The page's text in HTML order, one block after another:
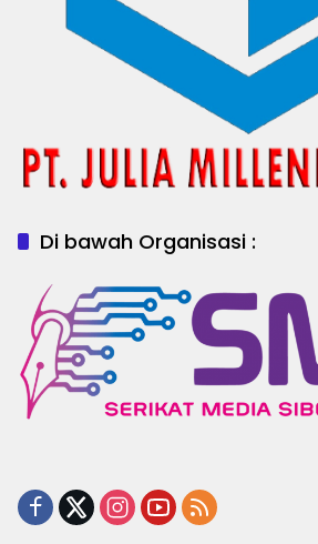
Di bawah Organisasi :